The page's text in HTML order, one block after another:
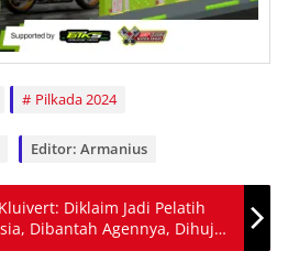
Pilkada 2024
Editor: Armanius
Diklaim Jadi Pelatih
Dibantah Agennya, Dihujat